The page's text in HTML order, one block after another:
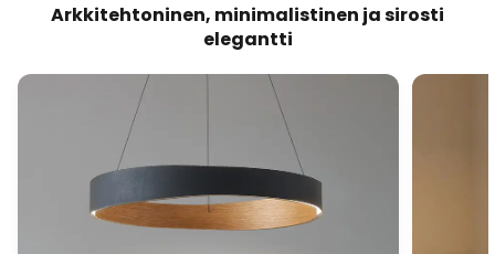
Arkkitehtoninen, minimalistinen ja sirosti
elegantti